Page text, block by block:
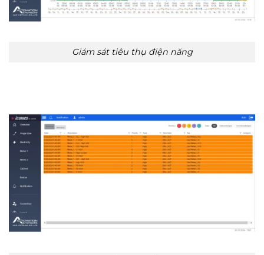
Giám sát tiêu thụ điện năng